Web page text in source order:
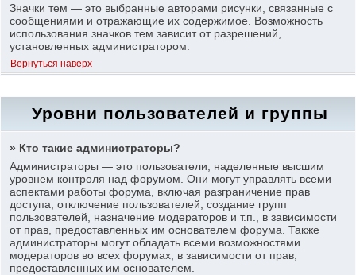
Значки тем — это выбранные авторами рисунки, связанные с
сообщениями и отражающие их содержимое. Возможность
использования значков тем зависит от разрешений,
установленных администратором.
Вернуться наверх
Уровни пользователей и группы
» Кто такие администраторы?
Администраторы — это пользователи, наделенные высшим
уровнем контроля над форумом. Они могут управлять всеми
аспектами работы форума, включая разграничение прав
доступа, отключение пользователей, создание групп
пользователей, назначение модераторов и т.п., в зависимости
от прав, предоставленных им основателем форума. Также
администраторы могут обладать всеми возможностями
модераторов во всех форумах, в зависимости от прав,
предоставленных им основателем.